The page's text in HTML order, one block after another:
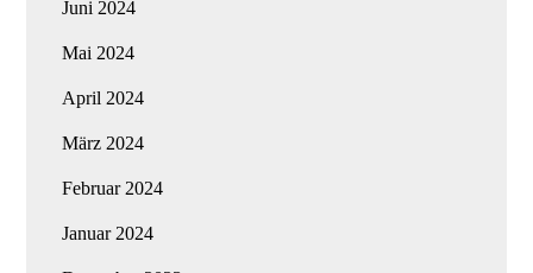
Juni 2024
Mai 2024
April 2024
März 2024
Februar 2024
Januar 2024